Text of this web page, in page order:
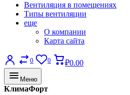
Вентиляция в помещениях
Типы вентиляции
еще
О компании
Карта сайта
0 0 ₽0.00
Меню
КлимаФорт